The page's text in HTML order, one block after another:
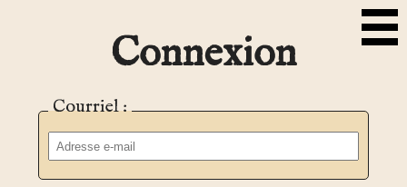
Connexion
Courriel :